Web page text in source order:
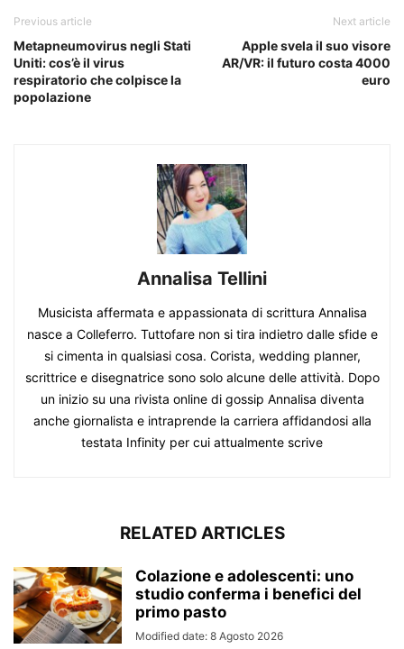
Previous article
Metapneumovirus negli Stati
Uniti: cos’è il virus
respiratorio che colpisce la
popolazione
Next article
Apple svela il suo visore
AR/VR: il futuro costa 4000
euro
Annalisa Tellini
Musicista affermata e appassionata di scrittura Annalisa
nasce a Colleferro. Tuttofare non si tira indietro dalle sfide e
si cimenta in qualsiasi cosa. Corista, wedding planner,
scrittrice e disegnatrice sono solo alcune delle attività. Dopo
un inizio su una rivista online di gossip Annalisa diventa
anche giornalista e intraprende la carriera affidandosi alla
testata Infinity per cui attualmente scrive
RELATED ARTICLES
Colazione e adolescenti: uno
studio conferma i benefici del
primo pasto
Modified date: 8 Agosto 2026